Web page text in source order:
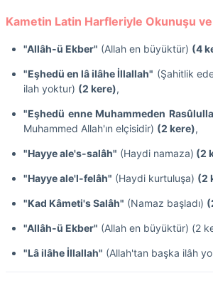
Kametin Latin Harfleriyle Okunuşu ve
"Allâh-ü Ekber" (Allah en büyüktür) (4
"Eşhedü en lâ ilâhe İllallah" (Şahitlik
ilah yoktur) (2 kere),
"Eşhedü enne Muhammeden
Muhammed Allah'ın elçisidir) (2 kere),
"Hayye ale's-salâh" (Haydi namaza) (2
"Hayye ale'l-felâh" (Haydi kurtuluşa) (2
"Kad Kâmeti's Salâh" (Namaz başladı)
"Allâh-ü Ekber" (Allah en büyüktür) (2
"Lâ ilâhe İllallah" (Allah'tan başka ilâh